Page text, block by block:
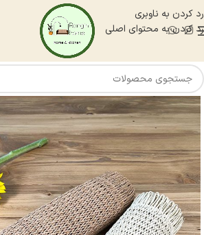
رد کردن به ناوبری
رد کردن به محتوای اصلی